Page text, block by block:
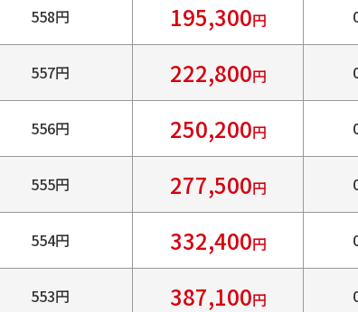
558円 195,300円
557円 222,800円
556円 250,200円
555円 277,500円
554円 332,400円
553円 387,100円